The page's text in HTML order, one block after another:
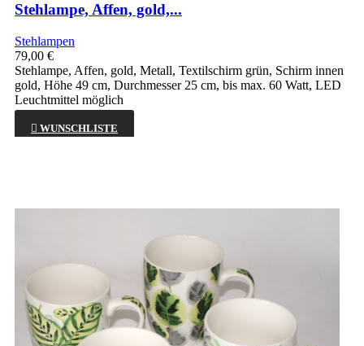
Stehlampe, Affen, gold,...
Stehlampen
79,00 €
Stehlampe, Affen, gold, Metall, Textilschirm grün, Schirm innen
gold, Höhe 49 cm, Durchmesser 25 cm, bis max. 60 Watt, LED
Leuchtmittel möglich
 WUNSCHLISTE